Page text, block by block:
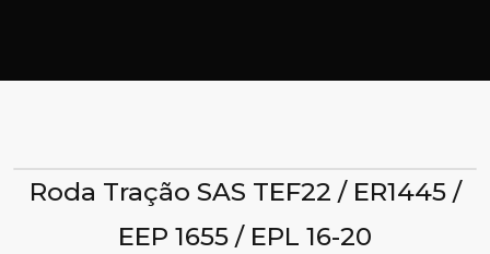
Roda Tração SAS TEF22 / ER1445 /
EEP 1655 / EPL 16-20